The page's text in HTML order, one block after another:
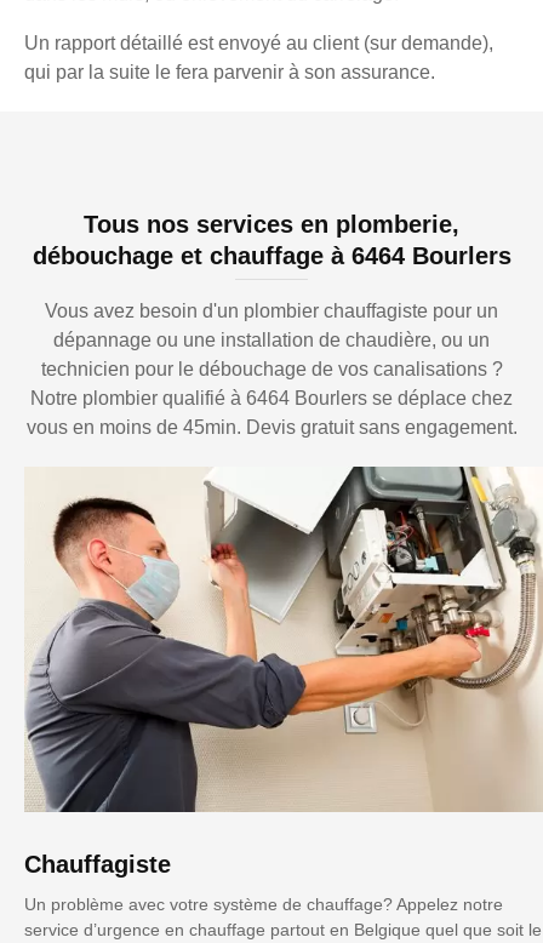
Un rapport détaillé est envoyé au client (sur demande),
qui par la suite le fera parvenir à son assurance.
Tous nos services en plomberie,
débouchage et chauffage à 6464 Bourlers
Vous avez besoin d'un plombier chauffagiste pour un
dépannage ou une installation de chaudière, ou un
technicien pour le débouchage de vos canalisations ?
Notre plombier qualifié à 6464 Bourlers se déplace chez
vous en moins de 45min. Devis gratuit sans engagement.
Chauffagiste
Un problème avec votre système de chauffage? Appelez notre
service d’urgence en chauffage partout en Belgique quel que soit le